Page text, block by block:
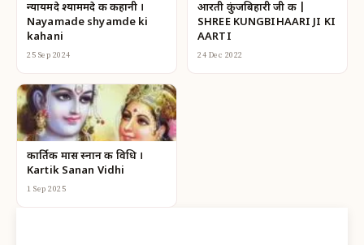
न्यायमदे श्याममदे की कहानी ।
Nayamade shyamde ki
kahani
25 Sep 2024
आरती कुंजबिहारी जी की |
SHREE KUNGBIHAARI JI KI
AARTI
24 Dec 2022
कार्तिक मास स्नान की विधि ।
Kartik Sanan Vidhi
1 Sep 2025